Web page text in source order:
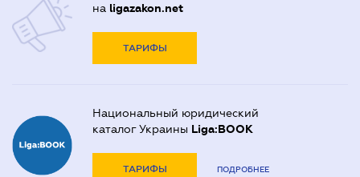
на ligazakon.net
ТАРИФЫ
Национальный юридический
каталог Украины Liga:BOOK
ТАРИФЫ ПОДРОБНЕЕ